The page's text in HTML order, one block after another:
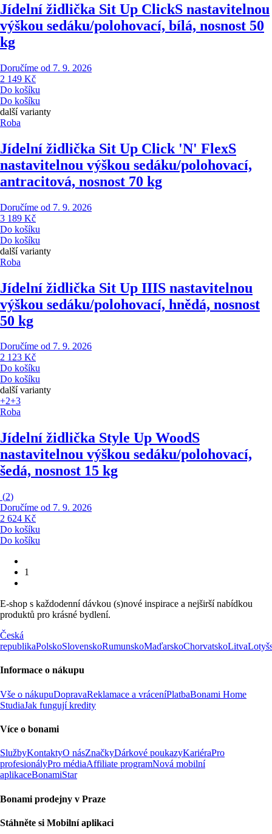
Jídelní židlička Sit Up ClickS nastavitelnou
výškou sedáku/polohovací, bílá, nosnost 50
kg
Doručíme od 7. 9. 2026
2 149 Kč
Do košíku
Do košíku
další varianty
Roba
Jídelní židlička Sit Up Click 'N' FlexS
nastavitelnou výškou sedáku/polohovací,
antracitová, nosnost 70 kg
Doručíme od 7. 9. 2026
3 189 Kč
Do košíku
Do košíku
další varianty
Roba
Jídelní židlička Sit Up IIIS nastavitelnou
výškou sedáku/polohovací, hnědá, nosnost
50 kg
Doručíme od 7. 9. 2026
2 123 Kč
Do košíku
Do košíku
další varianty
+2+3
Roba
Jídelní židlička Style Up WoodS
nastavitelnou výškou sedáku/polohovací,
šedá, nosnost 15 kg
(2)
Doručíme od 7. 9. 2026
2 624 Kč
Do košíku
Do košíku
1
E-shop s každodenní dávkou (s)nové inspirace a nejširší nabídkou
produktů pro krásné bydlení.
Česká
republikaPolskoSlovenskoRumunskoMaďarskoChorvatskoLitva
Informace o nákupu
Vše o nákupuDopravaReklamace a vráceníPlatbaBonami Home
StudiaJak fungují kredity
Více o bonami
SlužbyKontaktyO násZnačkyDárkové poukazyKariéraPro
profesionályPro médiaAffiliate programNová mobilní
aplikaceBonamiStar
Bonami prodejny v Praze
Stáhněte si Mobilní aplikaci